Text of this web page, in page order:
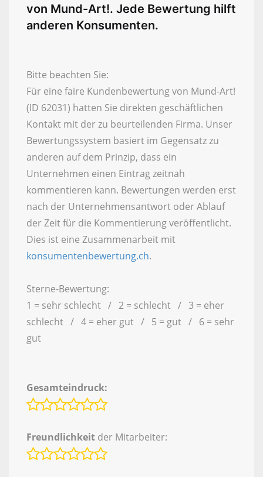
von Mund-Art!. Jede Bewertung hilft
anderen Konsumenten.
Bitte beachten Sie:
Für eine faire Kundenbewertung von Mund-Art!
(ID 62031) hatten Sie direkten geschäftlichen
Kontakt mit der zu beurteilenden Firma. Unser
Bewertungssystem basiert im Gegensatz zu
anderen auf dem Prinzip, dass ein
Unternehmen einen Eintrag zeitnah
kommentieren kann. Bewertungen werden erst
nach der Unternehmensantwort oder Ablauf
der Zeit für die Kommentierung veröffentlicht.
Dies ist eine Zusammenarbeit mit
konsumentenbewertung.ch.
Sterne-Bewertung:
1 = sehr schlecht / 2 = schlecht / 3 = eher
schlecht / 4 = eher gut / 5 = gut / 6 = sehr
gut
Gesamteindruck:
Freundlichkeit der Mitarbeiter: